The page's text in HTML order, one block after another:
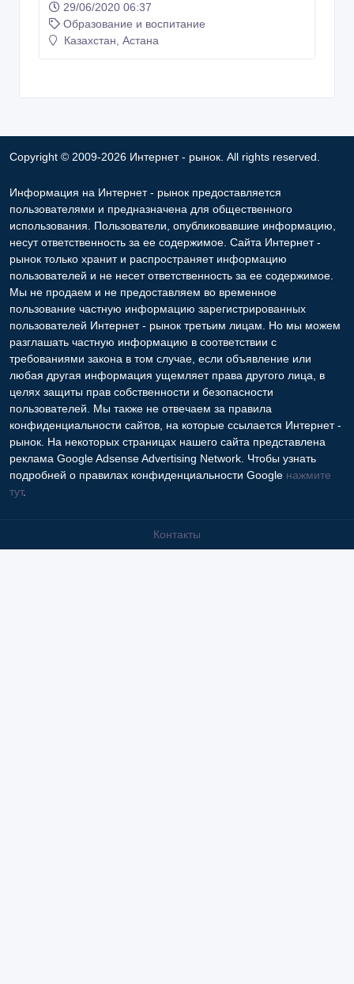
29/06/2020 06:37
Образование и воспитание
Казахстан, Астана
Copyright © 2009-2026 Интернет - рынок. All rights reserved.
Информация на Интернет - рынок предоставляется
пользователями и предназначена для общественного
использования. Пользователи, опубликовавшие информацию,
несут ответственность за ее содержимое. Сайта Интернет -
рынок только хранит и распространяет информацию
пользователей и не несет ответственность за ее содержимое.
Мы не продаем и не предоставляем во временное
пользование частную информацию зарегистрированных
пользователей Интернет - рынок третьим лицам. Но мы можем
разглашать частную информацию в соответствии с
требованиями закона в том случае, если объявление или
любая другая информация ущемляет права другого лица, в
целях защиты прав собственности и безопасности
пользователей. Мы также не отвечаем за правила
конфиденциальности сайтов, на которые ссылается Интернет -
рынок. На некоторых страницах нашего сайта представлена
реклама Google Adsense Advertising Network. Чтобы узнать
подробней о правилах конфиденциальности Google нажмите
тут.
Контакты